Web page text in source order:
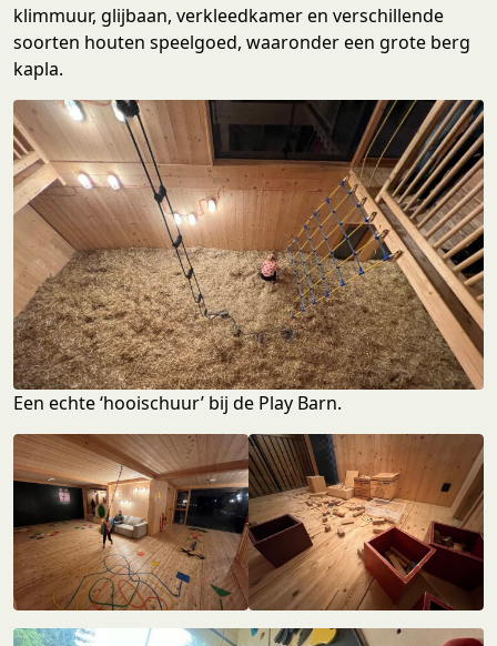
klimmuur, glijbaan, verkleedkamer en verschillende
soorten houten speelgoed, waaronder een grote berg
kapla.
Een echte ‘hooischuur’ bij de Play Barn.